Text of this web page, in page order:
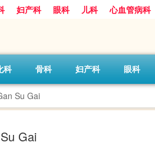
妇产科 眼科 儿科 心血管病科
科 骨科 妇产科 眼科
Su Gai
Gai